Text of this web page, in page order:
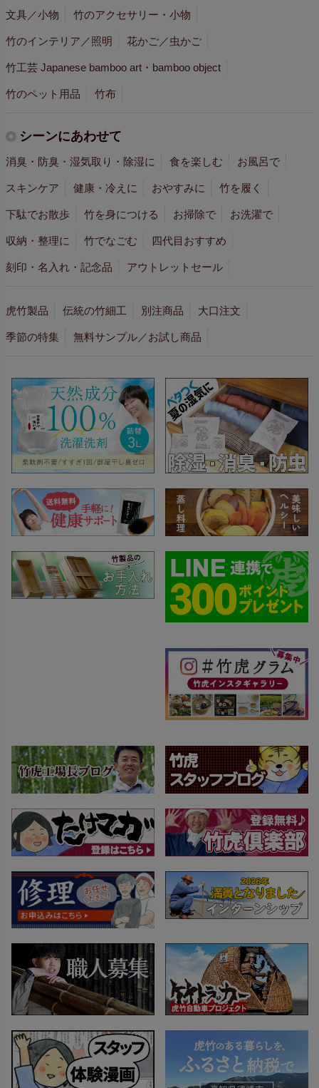
文具／小物 竹のアクセサリー・小物
竹のインテリア／照明 花かご／虫かご
竹工芸 Japanese bamboo art・bamboo object
竹のペット用品 竹布
シーンにあわせて
消臭・防臭・湿気取り・除湿に 食を楽しむ お風呂で
スキンケア 健康・冷えに おやすみに 竹を履く
下駄でお散歩 竹を身につける お掃除で お洗濯で
収納・整理に 竹でなごむ 四代目おすすめ
刻印・名入れ・記念品 アウトレットセール
虎竹製品 伝統の竹細工 別注商品 大口注文
季節の特集 無料サンプル／お試し商品